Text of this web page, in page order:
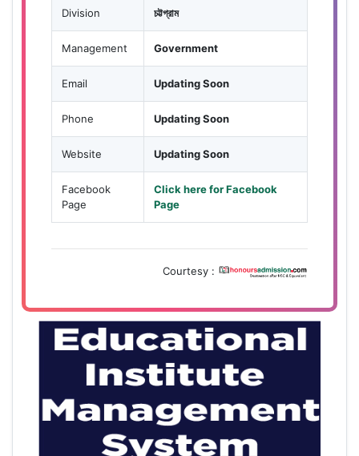
Division চট্টগ্রাম
Management Government
Email Updating Soon
Phone Updating Soon
Website Updating Soon
Facebook
Page
Click here for Facebook
Page
Courtesy :
বাজেটের মধ্যে প্রাইভেট ইউনিভার্সিটিতে অনার্স পড়ার সুযোগ।
২০টির অধিক বিষয়, ৪ বছরে মোট খরচ ২ লক্ষ থেকে ৫ লক্ষ টাকা।